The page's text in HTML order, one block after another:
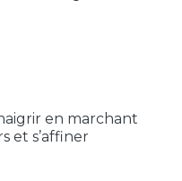
en marchant
et s’affiner